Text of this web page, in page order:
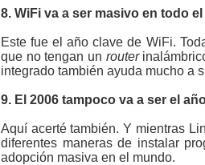
8. WiFi va a ser masivo en todo
Este fue el año clave de WiFi.
que no tengan un router
integrado también ayuda mucho a
9. El 2006 tampoco va a ser el
Aquí acerté también. Y mientras
diferentes maneras de instalar
adopción masiva en el mundo.